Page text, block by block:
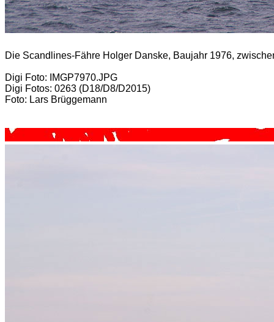
Die Scandlines-Fähre Holger Danske, Baujahr 1976,
Digi Foto: IMGP7970.JPG
Digi Fotos: 0263 (D18/D8/D2015)
Foto: Lars Brüggemann